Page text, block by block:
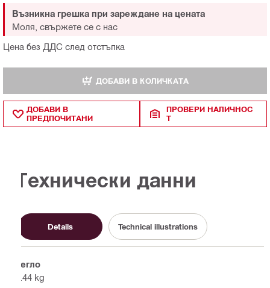
Цена без ДДС след отстъпка
Възникна грешка при зареждане на цената
Моля, свържете се с нас
ДОБАВИ В КОЛИЧКАТА
ДОБАВИ В
ПРЕДПОЧИТАНИ
ПРОВЕРИ НАЛИЧНОС
Т
Технически данни
Details Technical illustrations
Тегло
1.44 kg